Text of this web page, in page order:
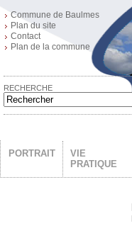
Commune de Baulmes
Plan du site
Contact
Plan de la commune
RECHERCHE
PORTRAIT
VIE
PRATIQUE